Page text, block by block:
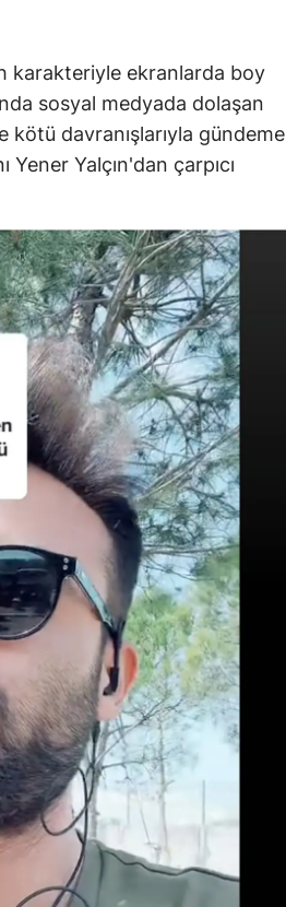
karakteriyle ekranlarda boy
sosyal medyada dolaşan
kötü davranışlarıyla gündeme
Yener Yalçın'dan çarpıcı